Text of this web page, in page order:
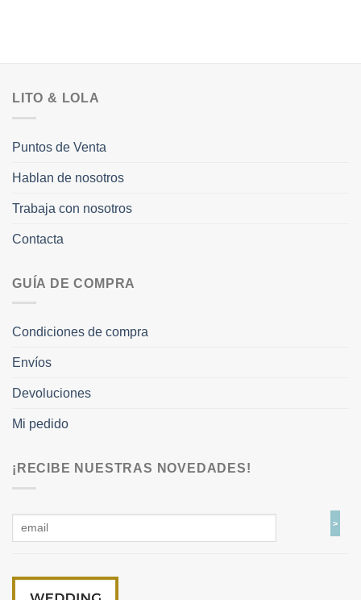
LITO & LOLA
Puntos de Venta
Hablan de nosotros
Trabaja con nosotros
Contacta
GUÍA DE COMPRA
Condiciones de compra
Envíos
Devoluciones
Mi pedido
¡RECIBE NUESTRAS NOVEDADES!